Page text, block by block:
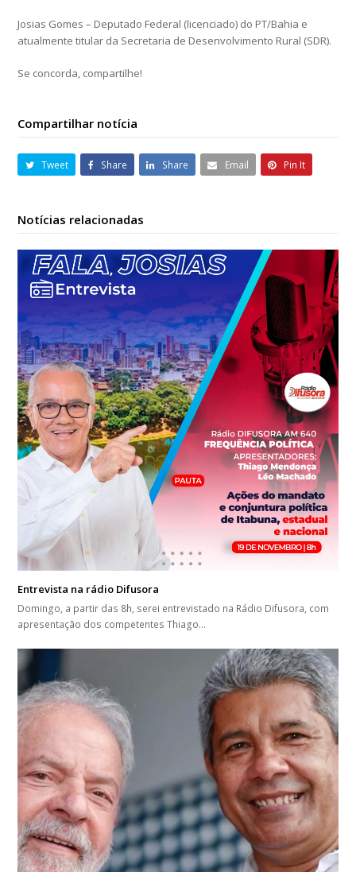
Josias Gomes – Deputado Federal (licenciado) do PT/Bahia e
atualmente titular da Secretaria de Desenvolvimento Rural (SDR).
Se concorda, compartilhe!
Compartilhar notícia
Tweet Share Share Email Pin It
Notícias relacionadas
Entrevista na rádio Difusora
Domingo, a partir das 8h, serei entrevistado na Rádio Difusora, com
apresentação dos competentes Thiago…